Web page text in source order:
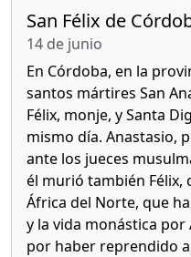
San Félix de
14 de junio
En Córdoba, en la
santos mártires San
Félix, monje, y Santa
mismo día. Anastasio,
ante los jueces
él murió también Félix,
África del Norte, que
y la vida monástica por
por haber reprendido